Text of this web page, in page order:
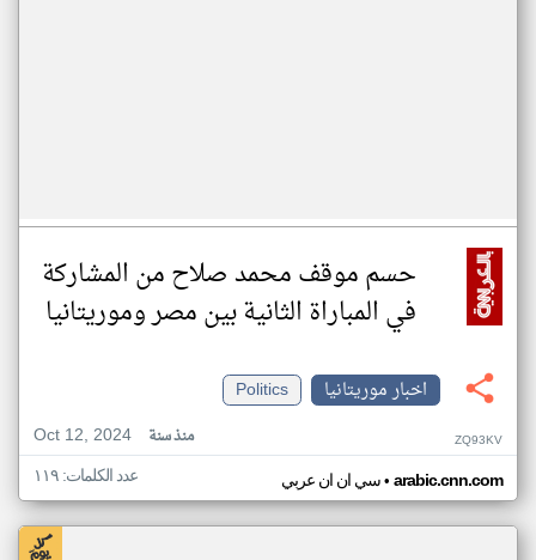
حسم موقف محمد صلاح من المشاركة
في المباراة الثانية بين مصر وموريتانيا
اخبار موريتانيا
Politics
Oct 12, 2024
منذ سنة ZQ93KV
سي ان ان عربي• arabic.cnn.com عدد الكلمات: ١١٩